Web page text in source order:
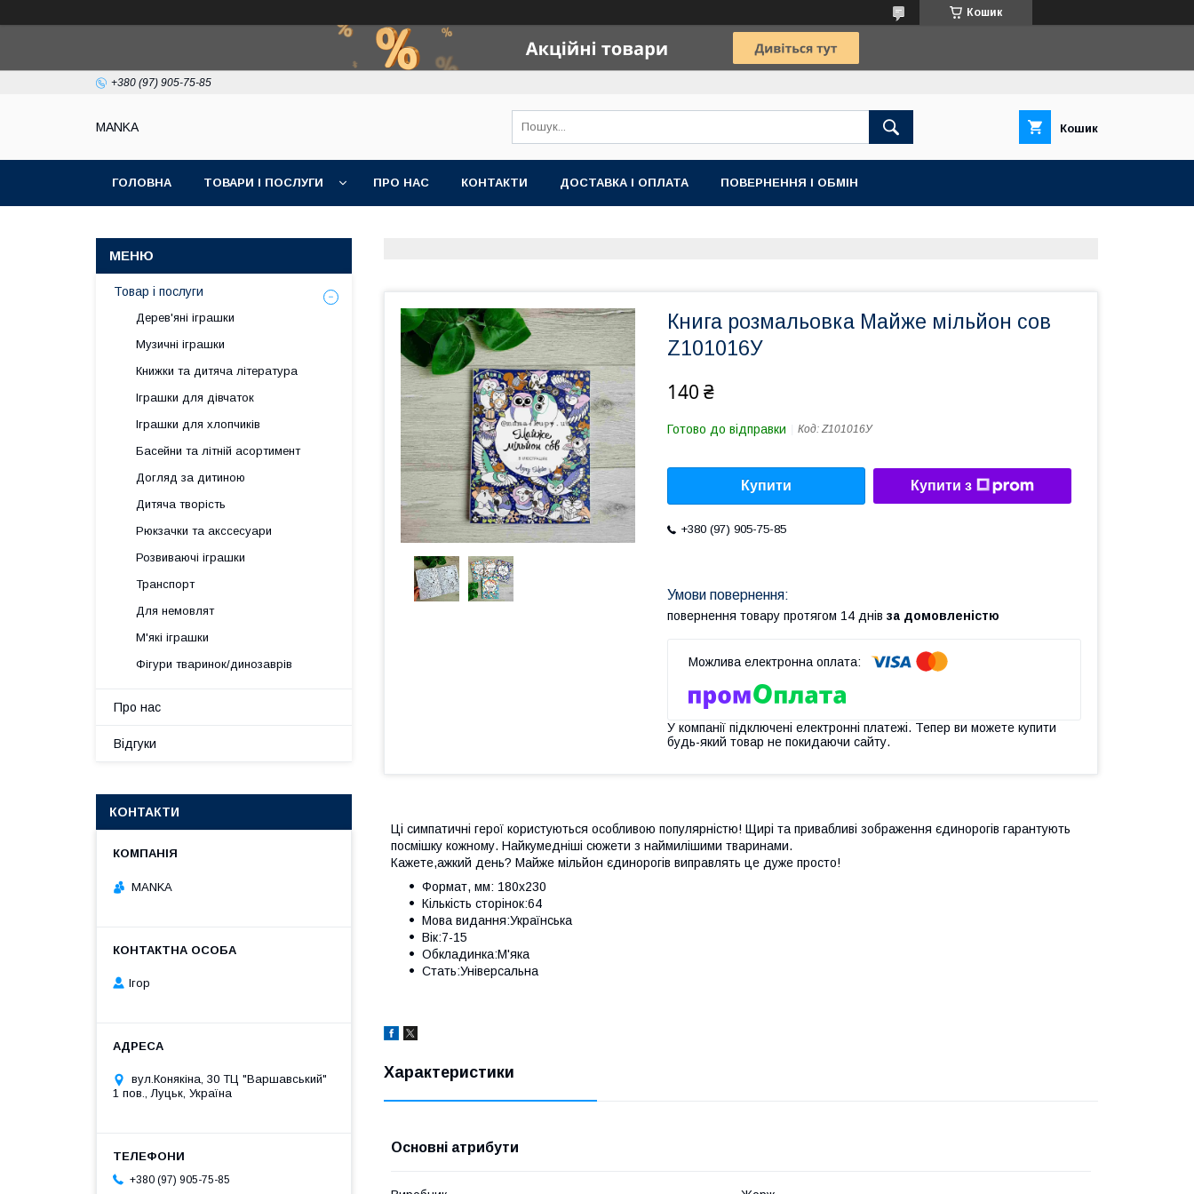
Кошик
+380 (97) 905-75-85
МАNKА Кошик
ГОЛОВНА ТОВАРИ І ПОСЛУГИ ПРО НАС КОНТАКТИ ДОСТАВКА І ОПЛАТА ПОВЕРНЕННЯ І ОБМІН
Книга розмальовка Майже мільйон сов
Z101016У
140 ₴
Готово до відправки Код: Z101016У
Купити Купити з
+380 (97) 905-75-85
повернення товару протягом 14 днів за домовленістю
У компанії підключені електронні платежі. Тепер ви можете купити
будь-який товар не покидаючи сайту.
Ці симпатичні герої користуються особливою популярністю! Щирі та привабливі зображення єдинорогів гарантують
посмішку кожному. Найкумедніші сюжети з наймилішими тваринами.
Кажете,ажкий день? Майже мільйон єдинорогів виправлять це дуже просто!
Формат, мм: 180х230
Кількість сторінок:64
Мова видання:Українська
Вік:7-15
Обкладинка:М'яка
Стать:Універсальна
Характеристики
Основні атрибути
Товар і послуги
Дерев'яні іграшки
Музичні іграшки
Книжки та дитяча література
Іграшки для дівчаток
Іграшки для хлопчиків
Басейни та літній асортимент
Догляд за дитиною
Дитяча творість
Рюкзачки та акссесуари
Розвиваючі іграшки
Транспорт
Для немовлят
М'які іграшки
Фігури тваринок/динозаврів
Про нас
Відгуки
КОНТАКТИ
MANKA
Ігор
вул.Конякіна, 30 ТЦ "Варшавський"
1 пов., Луцьк, Україна
+380 (97) 905-75-85